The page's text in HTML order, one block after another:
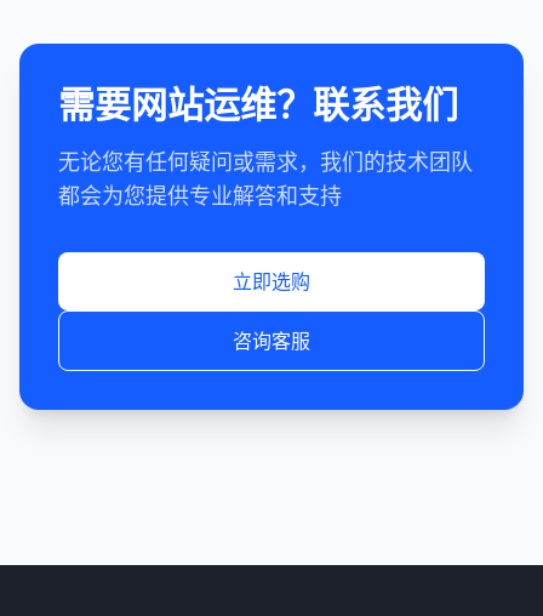
需要网站运维？联系我们
无论您有任何疑问或需求，我们的技术团队
都会为您提供专业解答和支持
立即选购
咨询客服